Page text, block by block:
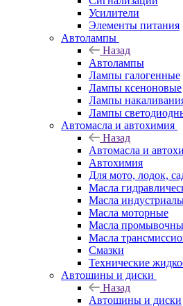
Усилители
Элементы питания
Автолампы
Назад
Автолампы
Лампы галогенные
Лампы ксеноновые
Лампы
Лампы
Автомасла и автохимия
Назад
Автомасла и
Автохимия
Для мото, лодок,
Масла
Масла
Масла моторные
Масла
Масла
Смазки
Технические
Автошины и диски
Назад
Автошины и диски